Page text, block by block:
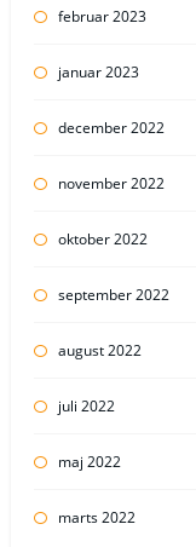
februar 2023
januar 2023
december 2022
november 2022
oktober 2022
september 2022
august 2022
juli 2022
maj 2022
marts 2022